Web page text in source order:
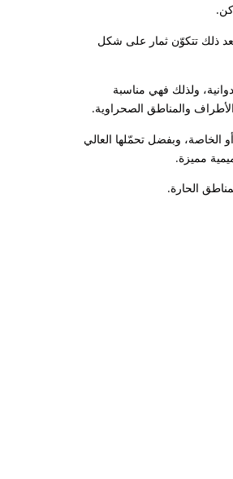
بعد ذلك تتكوّن ثمار على شكل
ولذلك فهي مناسبة
والمناطق الصحراوية.
وبفضل تحمّلها العالي
مميزة.
الحارة.